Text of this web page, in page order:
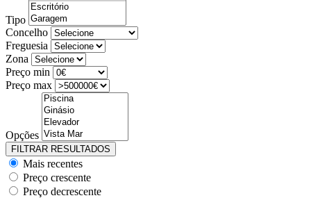
Tipo
Concelho
Freguesia
Zona
Preço min
Preço max
Opções
Mais recentes
Preço crescente
Preço decrescente